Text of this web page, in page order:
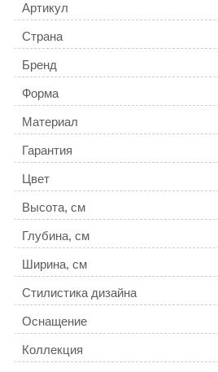
Артикул
Страна
Бренд
Форма
Материал
Гарантия
Цвет
Высота, см
Глубина, см
Ширина, см
Стилистика дизайна
Оснащение
Коллекция